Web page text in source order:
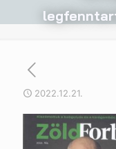
2022.12.21.